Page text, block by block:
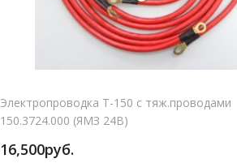
Электропроводка Т-150 с тяж.проводами
150.3724.000 (ЯМЗ 24В)
16,500руб.